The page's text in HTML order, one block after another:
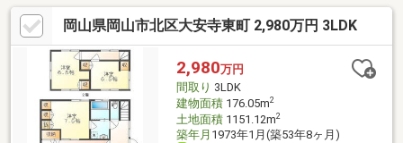
蘇らせます。物件購入費用とリノベ工事費用を一緒にローンで組
む提案も可能です。3Dモデリングでリフォームの完成予想図を立
体的に表現。購入・買い替え・購入+リノベーションなど、お気
軽にご相談ください！お問い合わせは【086-250-9005】または資
料請求・来場予約ボタンから。
* *☆* *☆* *☆* *☆*
岡山県岡山市北区大安寺東町 2,980万円 3LDK
2,980万円
間取り 3LDK
建物面積176.05m2
土地面積1151.12m2
築年月 1973年1月(築53年8ヶ月)